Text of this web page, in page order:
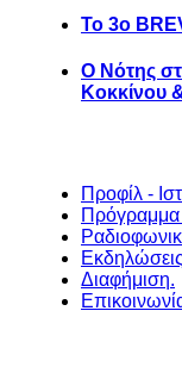
Το 3ο
Ο Νότης
Κοκκίνου
Προφίλ -
Διαφήμιση.